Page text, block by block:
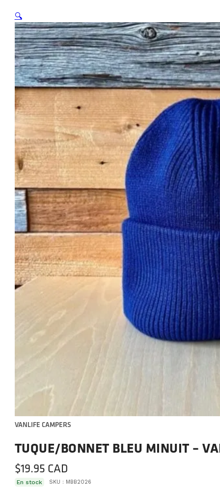
🔍
VANLIFE CAMPERS
TUQUE/BONNET BLEU MINUIT –
$19.95
En stock SKU : MBB2026